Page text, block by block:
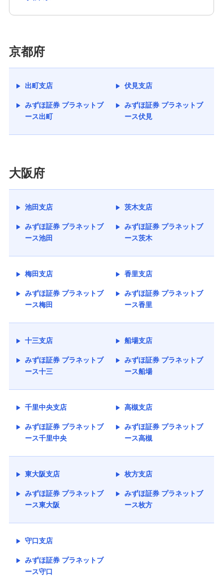
京都府
出町支店
みずほ証券 プラネットブ
ース出町
伏見支店
みずほ証券 プラネットブ
ース伏見
大阪府
池田支店
みずほ証券 プラネットブ
ース池田
茨木支店
みずほ証券 プラネットブ
ース茨木
梅田支店
みずほ証券 プラネットブ
ース梅田
香里支店
みずほ証券 プラネットブ
ース香里
十三支店
みずほ証券 プラネットブ
ース十三
船場支店
みずほ証券 プラネットブ
ース船場
千里中央支店
みずほ証券 プラネットブ
ース千里中央
高槻支店
みずほ証券 プラネットブ
ース高槻
東大阪支店
みずほ証券 プラネットブ
ース東大阪
枚方支店
みずほ証券 プラネットブ
ース枚方
守口支店
みずほ証券 プラネットブ
ース守口